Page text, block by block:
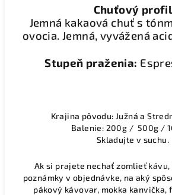
Chuťový profil
Jemná kakaová chuť s
ovocia. Jemná, vyvážená
Stupeň praženia:
Krajina pôvodu: Južná a
Balenie: 200g / 500g /
Skladujte v suchu.
Ak si prajete nechať zomlieť kávu,
poznámky v objednávke, na aký
pákový kávovar, mokka kanvička,